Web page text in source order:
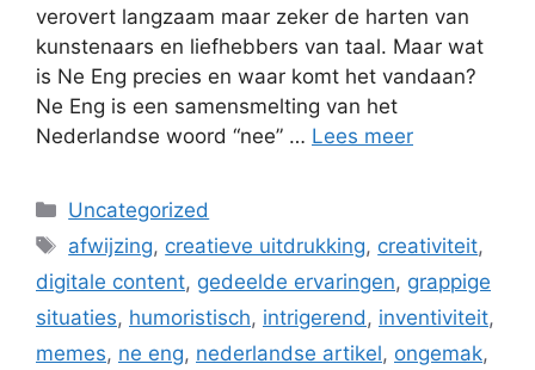
verovert langzaam maar zeker de harten van
kunstenaars en liefhebbers van taal. Maar wat
is Ne Eng precies en waar komt het vandaan?
Ne Eng is een samensmelting van het
Nederlandse woord “nee” … Lees meer
Categorieën
Uncategorized
Tags
afwijzing, creatieve uitdrukking, creativiteit,
digitale content, gedeelde ervaringen, grappige
situaties, humoristisch, intrigerend , inventiviteit,
memes, ne eng, nederlandse artikel, ongemak,